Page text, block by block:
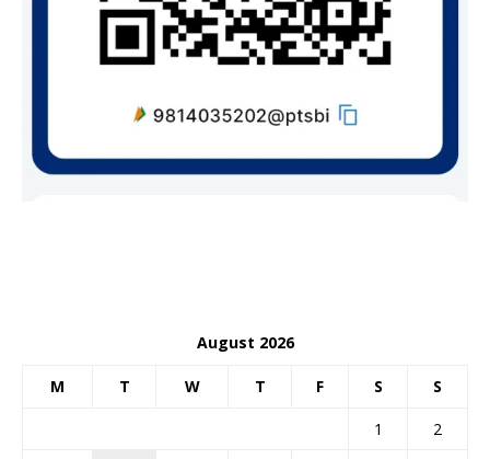
August 2026
M T W T F S S
1
2